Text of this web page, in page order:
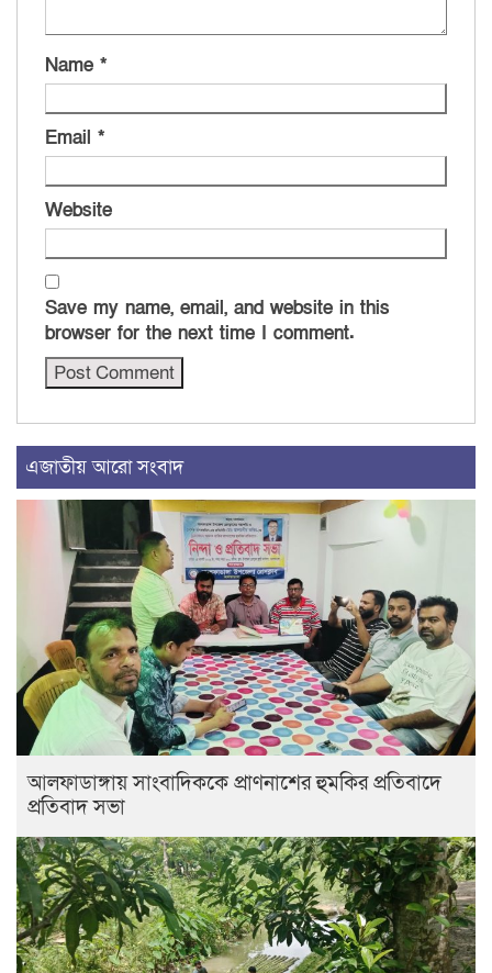
Name *
Email *
Website
Save my name, email, and website in this
browser for the next time I comment.
এজাতীয় আরো সংবাদ
আলফাডাঙ্গায় সাংবাদিককে প্রাণনাশের হুমকির প্রতিবাদে
প্রতিবাদ সভা